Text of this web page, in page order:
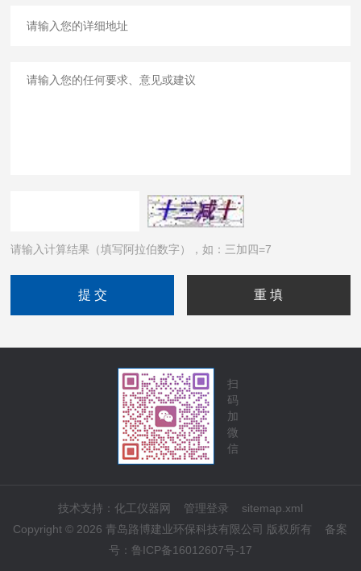
请输入计算结果（填写阿拉伯数字），如：三加四=7
扫
码
加
微
信
技术支持： 化工仪器网 管理登录
sitemap.xml
Copyright © 2026 青岛路博建业环保科技有限公司 版权所有 备案
号： 鲁ICP备16012607号-17